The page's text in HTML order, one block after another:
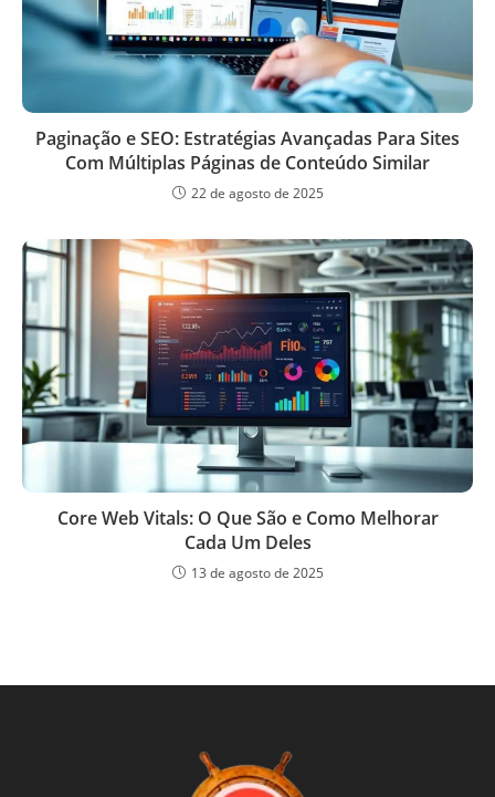
Paginação e SEO: Estratégias Avançadas Para Sites
Com Múltiplas Páginas de Conteúdo Similar
22 de agosto de 2025
Core Web Vitals: O Que São e Como Melhorar
Cada Um Deles
13 de agosto de 2025